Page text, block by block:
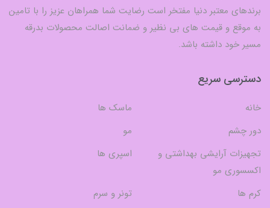
برندهای معتبر دنیا مفتخر است رضایت شما همراهان عزیز را با تامین
به موقع و قیمت های بی نظیر و ضمانت اصالت محصولات بدرقه
مسیر خود داشته باشد.
دسترسی سریع
خانه
ماسک ها
دور چشم
مو
تجهیزات آرایشی بهداشتی و
اکسسوری مو
اسپری ها
کرم ها
تونر و سرم